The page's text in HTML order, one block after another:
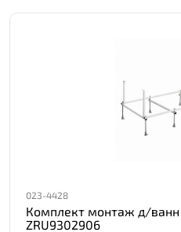
023-4428
Комплект монтаж д/ванн
ZRU9302906